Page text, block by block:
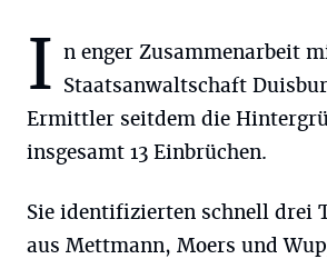
I n enger Zusammenarbeit
Staatsanwaltschaft
Ermittler seitdem die
insgesamt 13 Einbrüchen.
Sie identifizierten schnell drei
aus Mettmann, Moers und